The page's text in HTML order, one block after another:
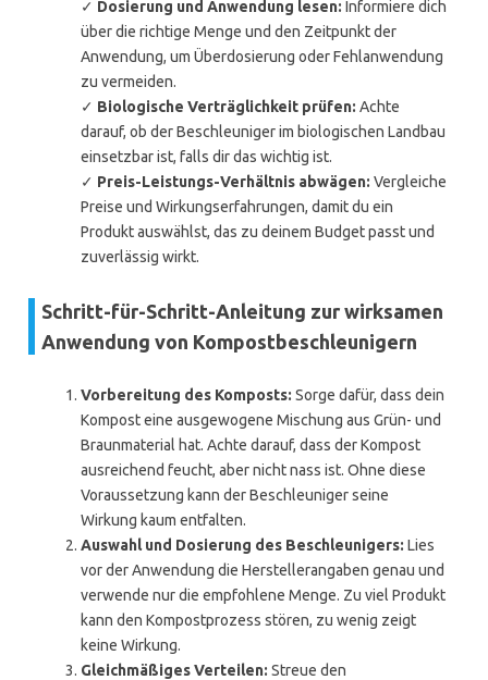
✓ Dosierung und Anwendung lesen: Informiere dich
über die richtige Menge und den Zeitpunkt der
Anwendung, um Überdosierung oder Fehlanwendung
zu vermeiden.
✓ Biologische Verträglichkeit prüfen: Achte
darauf, ob der Beschleuniger im biologischen Landbau
einsetzbar ist, falls dir das wichtig ist.
✓ Preis-Leistungs-Verhältnis abwägen: Vergleiche
Preise und Wirkungserfahrungen, damit du ein
Produkt auswählst, das zu deinem Budget passt und
zuverlässig wirkt.
Schritt-für-Schritt-Anleitung zur wirksamen
Anwendung von Kompostbeschleunigern
Vorbereitung des Komposts: Sorge dafür, dass dein
Kompost eine ausgewogene Mischung aus Grün- und
Braunmaterial hat. Achte darauf, dass der Kompost
ausreichend feucht, aber nicht nass ist. Ohne diese
Voraussetzung kann der Beschleuniger seine
Wirkung kaum entfalten.
Auswahl und Dosierung des Beschleunigers: Lies
vor der Anwendung die Herstellerangaben genau und
verwende nur die empfohlene Menge. Zu viel Produkt
kann den Kompostprozess stören, zu wenig zeigt
keine Wirkung.
Gleichmäßiges Verteilen: Streue den